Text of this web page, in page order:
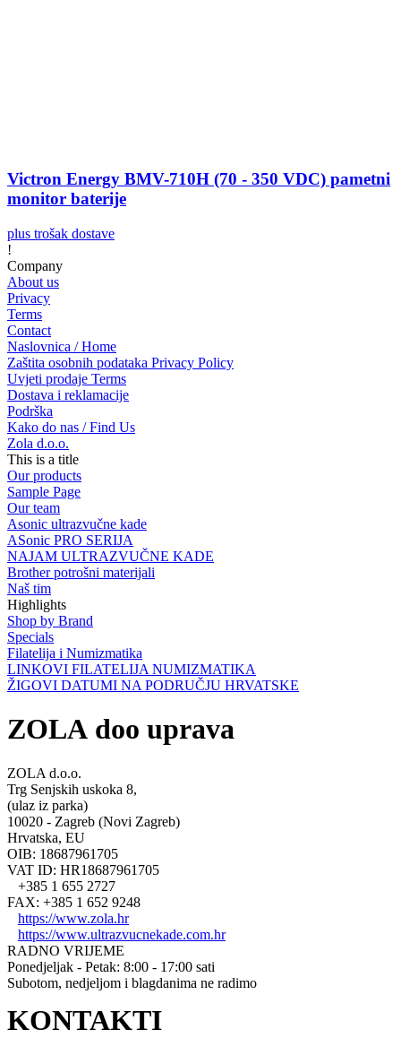
Victron Energy BMV-710H (70 - 350 VDC) pametni
monitor baterije
plus trošak dostave
!
Company
About us
Privacy
Terms
Contact
Naslovnica / Home
Zaštita osobnih podataka Privacy Policy
Uvjeti prodaje Terms
Dostava i reklamacije
Podrška
Kako do nas / Find Us
Zola d.o.o.
This is a title
Our products
Sample Page
Our team
Asonic ultrazvučne kade
ASonic PRO SERIJA
NAJAM ULTRAZVUČNE KADE
Brother potrošni materijali
Naš tim
Highlights
Shop by Brand
Specials
Filatelija i Numizmatika
LINKOVI FILATELIJA NUMIZMATIKA
ŽIGOVI DATUMI NA PODRUČJU HRVATSKE
ZOLA doo uprava
ZOLA d.o.o.
Trg Senjskih uskoka 8,
(ulaz iz parka)
10020 - Zagreb (Novi Zagreb)
Hrvatska, EU
OIB: 18687961705
VAT ID: HR18687961705
+385 1 655 2727
FAX: +385 1 652 9248
https://www.zola.hr
https://www.ultrazvucnekade.com.hr
RADNO VRIJEME
Ponedjeljak - Petak: 8:00 - 17:00 sati
Subotom, nedjeljom i blagdanima ne radimo
KONTAKTI